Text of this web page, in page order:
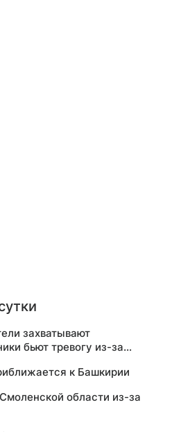
захватывают
бьют тревогу из-за
к Башкирии
области из-за